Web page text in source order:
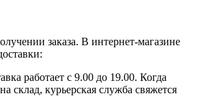
заказа. В интернет-магазине
работает с 9.00 до 19.00. Когда
склад, курьерская служба свяжется